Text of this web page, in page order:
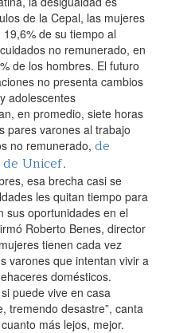
de la Cepal, las mujeres
de su tiempo al
no remunerado, en
de los hombres. El futuro
no presenta cambios
adolescentes
en promedio, siete horas
pares varones al trabajo
no remunerado, de
de Unicef.‌
esa brecha casi se
les quitan tiempo para
sus oportunidades en el
Roberto Benes, director
tienen cada vez
varones que intentan vivir a
domésticos.
puede vive en casa
tremendo desastre”, canta
más lejos, mejor.